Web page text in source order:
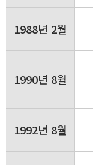
1988년 2월
1990년 8월
1992년 8월